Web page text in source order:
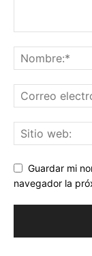
Guardar mi
navegador la